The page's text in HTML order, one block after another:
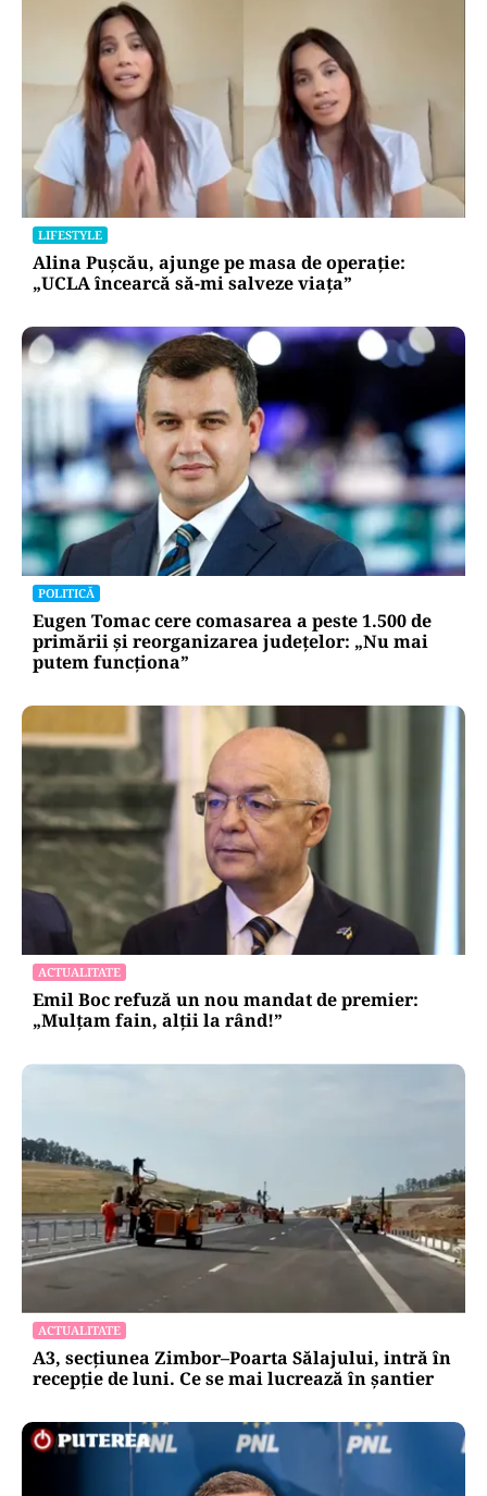
LIFESTYLE
Alina Pușcău, ajunge pe masa de operație:
„UCLA încearcă să-mi salveze viața”
POLITICĂ
Eugen Tomac cere comasarea a peste 1.500 de
primării și reorganizarea județelor: „Nu mai
putem funcționa”
ACTUALITATE
Emil Boc refuză un nou mandat de premier:
„Mulțam fain, alții la rând!”
ACTUALITATE
A3, secțiunea Zimbor–Poarta Sălajului, intră în
recepție de luni. Ce se mai lucrează în șantier